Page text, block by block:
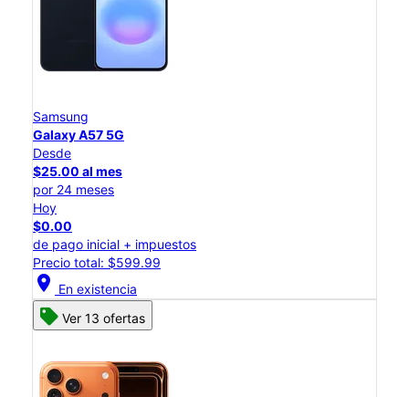
Samsung
Galaxy A57 5G
Desde
$25.00 al mes
por 24 meses
Hoy
$0.00
de pago inicial + impuestos
Precio total: $599.99
location_on En existencia
Ver 13 ofertas